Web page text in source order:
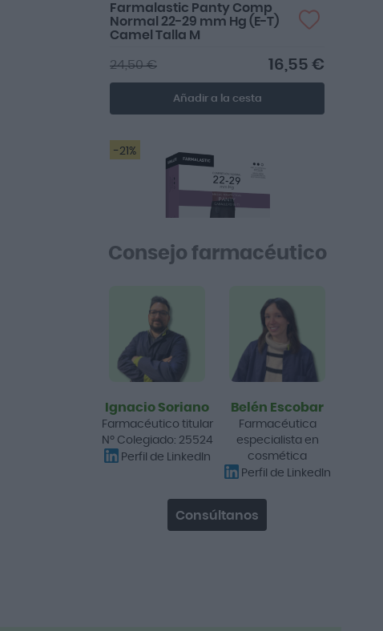
Farmalastic Panty Comp
Normal 22-29 mm Hg (E-T)
Camel Talla M
16,55 €
24,50 €
Añadir a la cesta
-21%
Farmalastic Cinfa Panty
Caballero Compresión
Normal Talla Extragrande
Color Negro
19,30 €
24,45 €
Añadir a la cesta
La calidad del producto ha sido la
esperada.
Consejo farmacéutico
Ignacio Soriano
Farmacéutico titular
Nº Colegiado: 25524
Perfil de LinkedIn
Belén Escobar
Farmacéutica
especialista en
cosmética
Perfil de LinkedIn
Consúltanos